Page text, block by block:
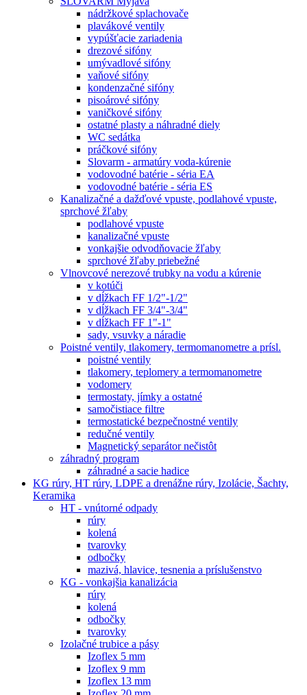
nádržkové splachovače
plavákové ventily
vypúšťacie zariadenia
drezové sifóny
umývadlové sifóny
vaňové sifóny
kondenzačné sifóny
pisoárové sifóny
vaničkové sifóny
ostatné plasty a náhradné diely
WC sedátka
práčkové sifóny
Slovarm - armatúry voda-kúrenie
vodovodné batérie - séria EA
vodovodné batérie - séria ES
Kanalizačné a dažďové vpuste, podlahové vpuste,
sprchové žľaby
podlahové vpuste
kanalizačné vpuste
vonkajšie odvodňovacie žľaby
sprchové žľaby priebežné
Vlnovcové nerezové trubky na vodu a kúrenie
v kotúči
v dĺžkach FF 1/2"-1/2"
v dĺžkach FF 3/4"-3/4"
v dĺžkach FF 1"-1"
sady, vsuvky a náradie
Poistné ventily, tlakomery, termomanometre a prísl.
poistné ventily
tlakomery, teplomery a termomanometre
vodomery
termostaty, jímky a ostatné
samočistiace filtre
termostatické bezpečnostné ventily
redučné ventily
Magnetický separátor nečistôt
záhradný program
záhradné a sacie hadice
KG rúry, HT rúry, LDPE a drenážne rúry, Izolácie, Šachty,
Keramika
HT - vnútorné odpady
rúry
kolená
tvarovky
odbočky
mazivá, hlavice, tesnenia a príslušenstvo
KG - vonkajšia kanalizácia
rúry
kolená
odbočky
tvarovky
Izolačné trubice a pásy
Izoflex 5 mm
Izoflex 9 mm
Izoflex 13 mm